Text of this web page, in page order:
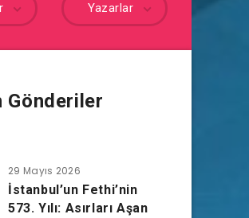
Yazarlar
Gönderiler
29 Mayıs 2026
İstanbul’un Fethi’nin
573. Yılı: Asırları Aşan